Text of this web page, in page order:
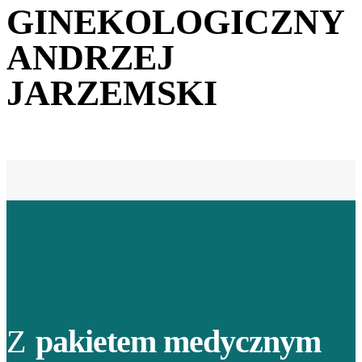
GINEKOLOGICZNY
ANDRZEJ
JARZEMSKI
Z pakietem medycznym